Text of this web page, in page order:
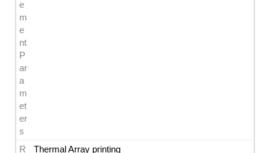
e
m
e
nt
P
ar
a
m
et
er
s
R Thermal Array printing